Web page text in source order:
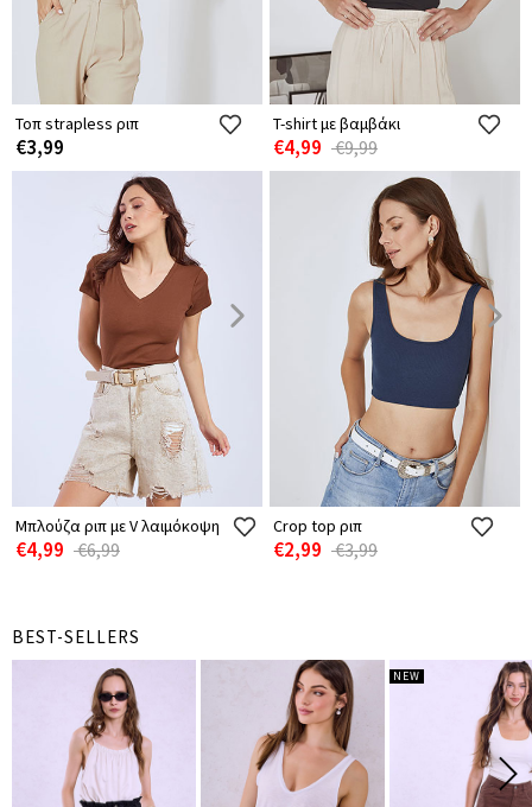
Τοπ strapless ριπ
€3,99
T-shirt με βαμβάκι
€4,99 €9,99
Μπλούζα ριπ με V λαιμόκοψη
€4,99 €6,99
Crop top ριπ
€2,99 €3,99
BEST-SELLERS
NEW